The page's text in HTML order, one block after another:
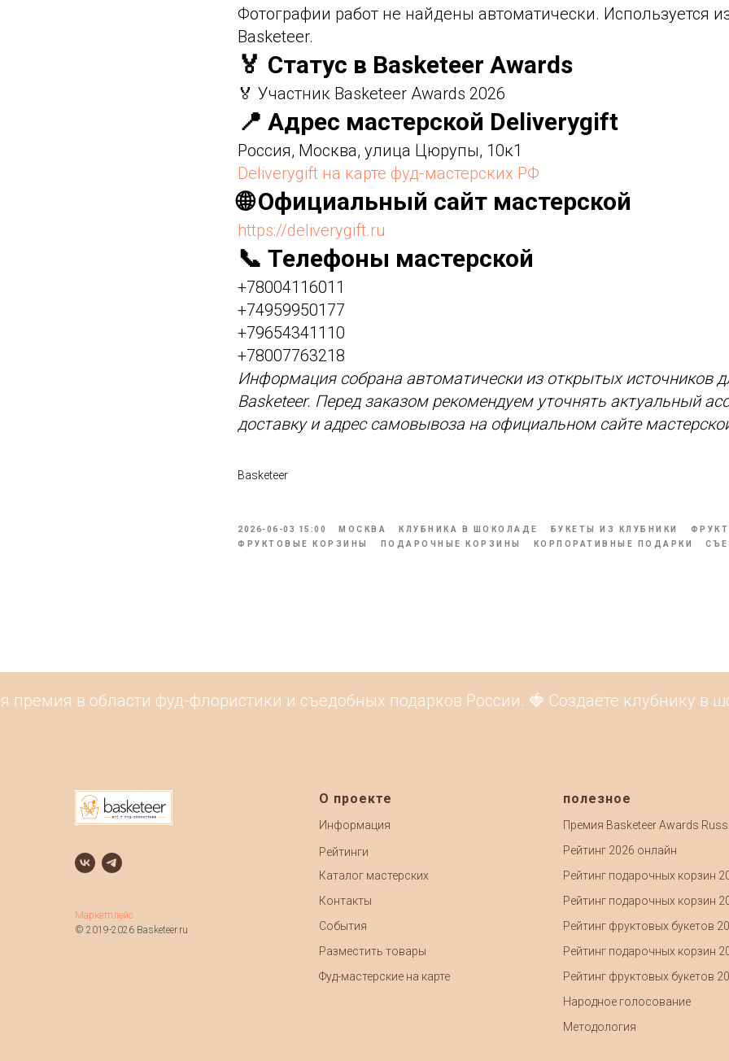
Фотографии работ не найдены автоматически. Используется
Basketeer.
🏅 Статус в Basketeer Awards
🏅 Участник Basketeer Awards 2026
📍 Адрес мастерской Deliverygift
Россия, Москва, улица Цюрупы, 10к1
Deliverygift на карте фуд-мастерских РФ
🌐 Официальный сайт мастерской
https://deliverygift.ru
📞 Телефоны мастерской
+78004116011
+74959950177
+79654341110
+78007763218
Информация собрана автоматически из открытых источников
Basketeer. Перед заказом рекомендуем уточнять актуальный
доставку и адрес самовывоза на официальном сайте
Basketeer
2026-06-03 15:00 МОСКВА КЛУБНИКА В ШОКОЛАДЕ БУКЕТЫ ИЗ КЛУБНИКИ
ФРУКТОВЫЕ КОРЗИНЫ
ПОДАРОЧНЫЕ КОРЗИНЫ КОРПОРАТИВНЫЕ ПОДАРКИ
в области фуд-флористики и съедобных подарков России. 🍓 Создаёте клубнику в
Маркетплейс
© 2019-2026 Basketeer.ru
О проекте
Информация
Рейтинги
Каталог мастерских
Контакты
События
Разместить товары
Фуд-мастерские на карте
полезное
Премия Basketeer Awards
Рейтинг 2026 онлайн
Рейтинг подарочных корзин
Рейтинг подарочных корзин
Рейтинг фруктовых букетов
Рейтинг подарочных корзин
Рейтинг фруктовых букетов
Народное голосование
Методология